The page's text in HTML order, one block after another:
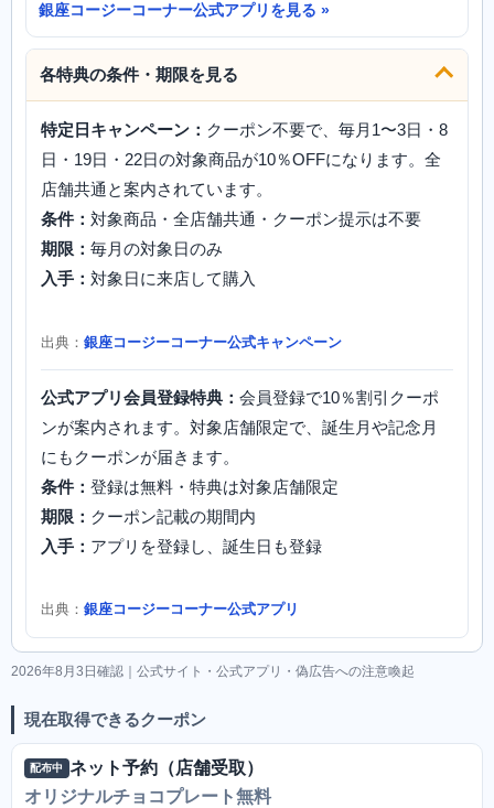
銀座コージーコーナー公式アプリを見る
各特典の条件・期限を見る
特定日キャンペーン： クーポン不要で、毎月1〜3日・8
日・19日・22日の対象商品が10％OFFになります。全
店舗共通と案内されています。
条件： 対象商品・全店舗共通・クーポン提示は不要
期限： 毎月の対象日のみ
入手： 対象日に来店して購入
出典： 銀座コージーコーナー公式キャンペーン
公式アプリ会員登録特典： 会員登録で10％割引クーポ
ンが案内されます。対象店舗限定で、誕生月や記念月
にもクーポンが届きます。
条件： 登録は無料・特典は対象店舗限定
期限： クーポン記載の期間内
入手： アプリを登録し、誕生日も登録
出典： 銀座コージーコーナー公式アプリ
2026年8月3日確認｜公式サイト・公式アプリ・偽広告への注意喚起
現在取得できるクーポン
配布中
ネット予約（店舗受取）
オリジナルチョコプレート無料